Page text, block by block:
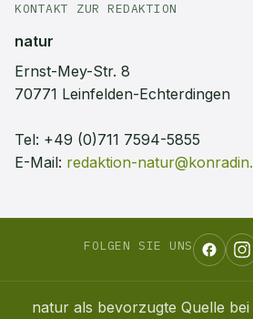
KONTAKT ZUR REDAKTION
natur
Ernst-Mey-Str. 8
70771 Leinfelden-Echterdingen
Tel: +49 (0)711 7594-5855
E-Mail: redaktion-
FOLGEN SIE UNS
natur als bevorzugte Quelle